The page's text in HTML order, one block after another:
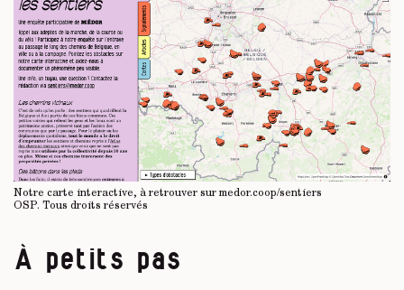
Notre carte interactive, à retrouver sur medor.coop/sentiers
OSP. Tous droits réservés
À petits pas